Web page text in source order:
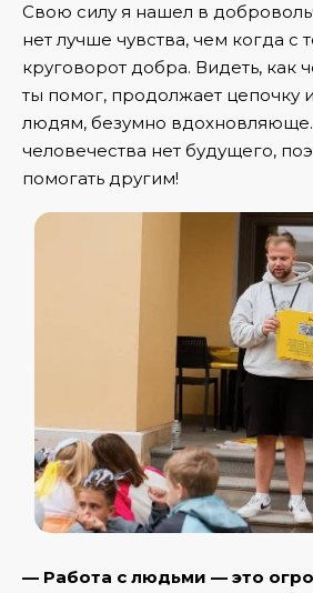
Свою силу я нашел в
нет лучше чувства, чем когда с
круговорот добра. Видеть, как
ты помог, продолжает цепочку
людям, безумно
человечества нет будущего,
помогать другим!
— Работа с людьми — это